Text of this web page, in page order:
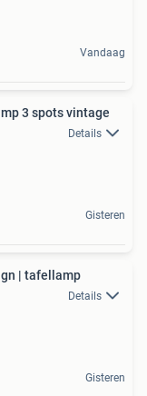
Vandaag
3 spots vintage
Details
Gisteren
| tafellamp
Details
Gisteren